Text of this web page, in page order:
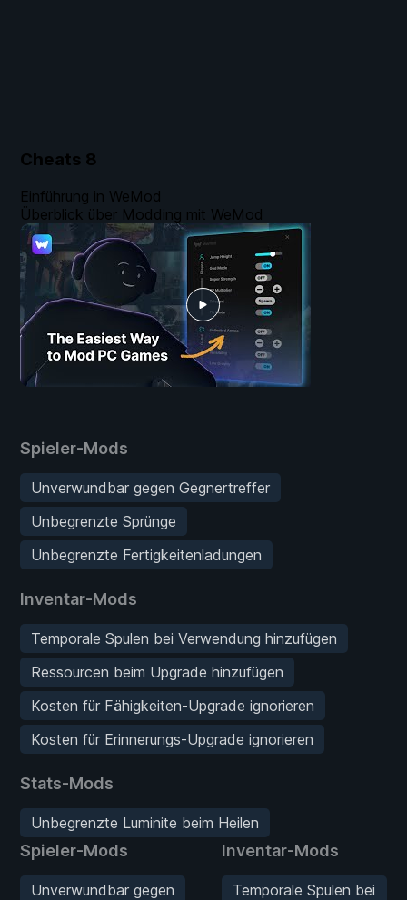
Cheats 8
Spieler-Mods
Unverwundbar gegen Gegnertreffer
Unbegrenzte Sprünge
Unbegrenzte Fertigkeitenladungen
Inventar-Mods
Temporale Spulen bei Verwendung hinzufügen
Ressourcen beim Upgrade hinzufügen
Kosten für Fähigkeiten-Upgrade ignorieren
Kosten für Erinnerungs-Upgrade ignorieren
Stats-Mods
Unbegrenzte Luminite beim Heilen
Spieler-Mods
Unverwundbar gegen
Inventar-Mods
Temporale Spulen bei
Einführung in WeMod
Überblick über Modding mit WeMod